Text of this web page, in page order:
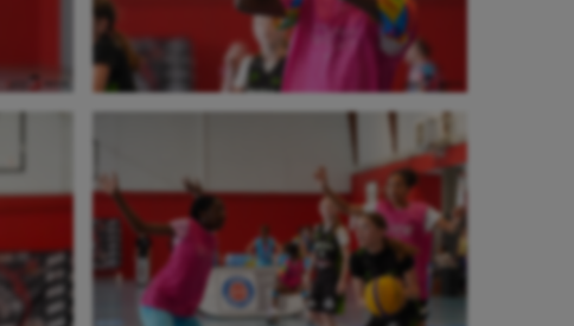
Gymnastique rythmique
Haltérophilie
Handisport
Jeux Olympiques et Paralympiques
Patinage artistique
Plongée
Randonnée / Marche
Roller-derby